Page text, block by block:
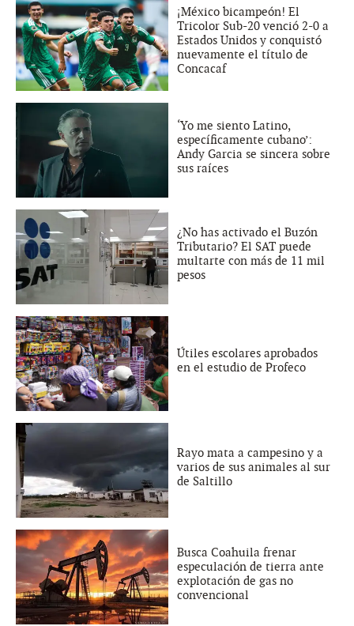
¡México bicampeón! El
Tricolor Sub-20 venció 2-0 a
Estados Unidos y conquistó
nuevamente el título de
Concacaf
‘Yo me siento Latino,
específicamente cubano’:
Andy Garcia se sincera sobre
sus raíces
¿No has activado el Buzón
Tributario? El SAT puede
multarte con más de 11 mil
pesos
Útiles escolares aprobados
en el estudio de Profeco
Rayo mata a campesino y a
varios de sus animales al sur
de Saltillo
Busca Coahuila frenar
especulación de tierra ante
explotación de gas no
convencional